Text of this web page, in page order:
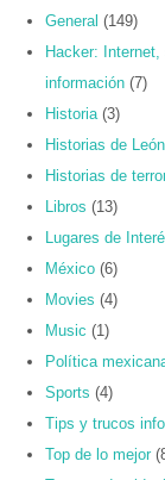
General (149)
Hacker:
información (7)
Historia (3)
Historias de
Historias de
Libros (13)
Lugares de
México (6)
Movies (4)
Music (1)
Política
Sports (4)
Tips y trucos
Top de lo mejor